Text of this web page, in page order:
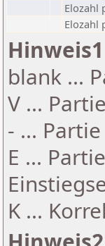
Elozahl
Elozahl
Hinweis1
blank ...
V ...
- ...
E ...
K ...